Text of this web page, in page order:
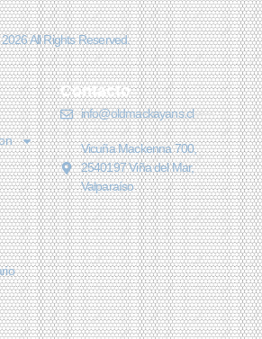
All Rights Reserved.
Contacto
info@oldmackayans.cl
Vicuña Mackenna 700,
2540197 Viña del Mar,
Valparaíso